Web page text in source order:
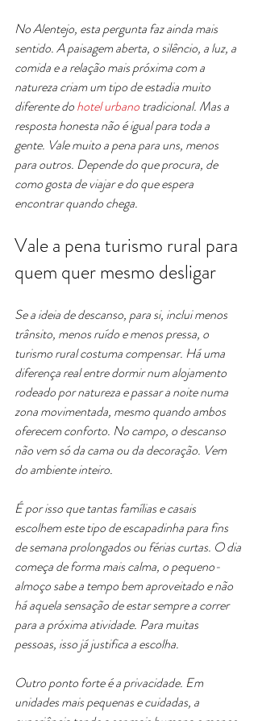
No Alentejo, esta pergunta faz ainda mais
sentido. A paisagem aberta, o silêncio, a luz, a
comida e a relação mais próxima com a
natureza criam um tipo de estadia muito
diferente do hotel urbano tradicional. Mas a
resposta honesta não é igual para toda a
gente. Vale muito a pena para uns, menos
para outros. Depende do que procura, de
como gosta de viajar e do que espera
encontrar quando chega.
Vale a pena turismo rural para
quem quer mesmo desligar
Se a ideia de descanso, para si, inclui menos
trânsito, menos ruído e menos pressa, o
turismo rural costuma compensar. Há uma
diferença real entre dormir num alojamento
rodeado por natureza e passar a noite numa
zona movimentada, mesmo quando ambos
oferecem conforto. No campo, o descanso
não vem só da cama ou da decoração. Vem
do ambiente inteiro.
É por isso que tantas famílias e casais
escolhem este tipo de escapadinha para fins
de semana prolongados ou férias curtas. O dia
começa de forma mais calma, o pequeno-
almoço sabe a tempo bem aproveitado e não
há aquela sensação de estar sempre a correr
para a próxima atividade. Para muitas
pessoas, isso já justifica a escolha.
Outro ponto forte é a privacidade. Em
unidades mais pequenas e cuidadas, a